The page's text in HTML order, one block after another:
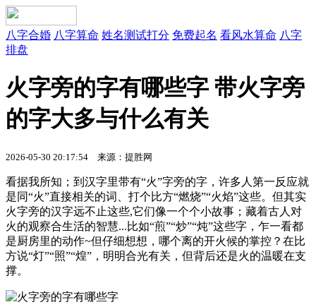
八字合婚 八字算命 姓名测试打分 免费起名 看风水算命 八字
排盘
火字旁的字有哪些字 带火字旁
的字大多与什么有关
2026-05-30 20:17:54 来源：提胜网
看据我所知；到汉字里带有“火”字旁的字，许多人第一反应就
是同“火”直接相关的词、打个比方“燃烧”“火焰”这些。但其实
火字旁的汉字远不止这些,它们像一个个小故事；藏着古人对
火的观察合生活的智慧...比如“煎”“炒”“炖”这些字，乍一看都
是厨房里的动作~但仔细想想，哪个离的开火候的掌控？在比
方说“灯”“照”“煌”，明明合光有关，但背后还是火的温暖在支
撑。